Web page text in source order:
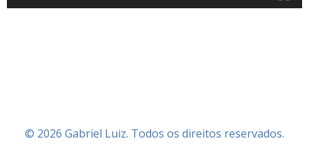
© 2026 Gabriel Luiz. Todos os direitos reservados.